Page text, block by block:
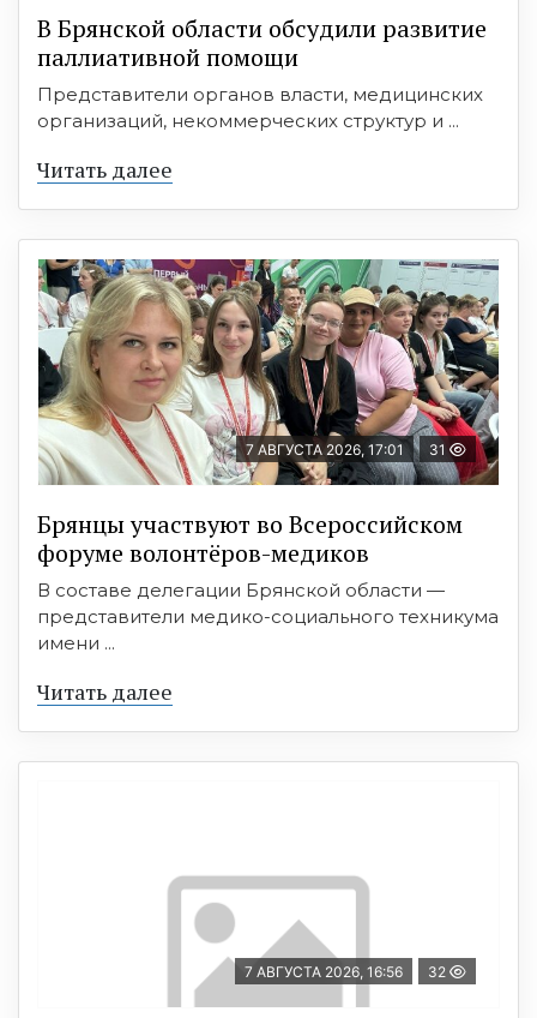
В Брянской области обсудили развитие
паллиативной помощи
Представители органов власти, медицинских
организаций, некоммерческих структур и ...
Читать далее
7 АВГУСТА 2026, 17:01 31
Брянцы участвуют во Всероссийском
форуме волонтёров-медиков
В составе делегации Брянской области —
представители медико-социального техникума
имени ...
Читать далее
7 АВГУСТА 2026, 16:56 32